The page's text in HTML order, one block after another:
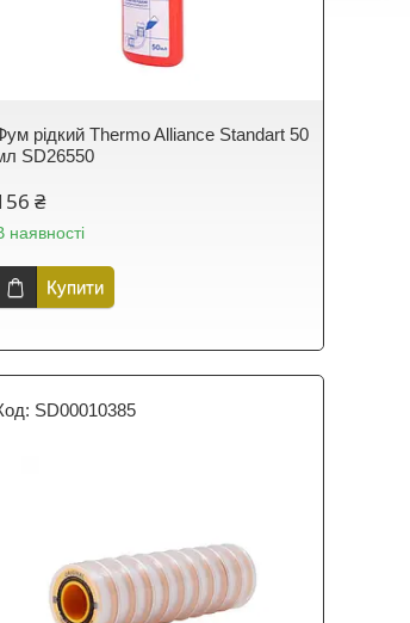
рідкий Thermo Alliance Standart 50
SD26550
₴
наявності
Купити
SD00010385